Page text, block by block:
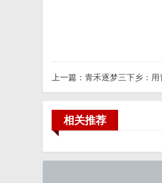
上一篇： 青禾逐梦三下乡：
相关推荐